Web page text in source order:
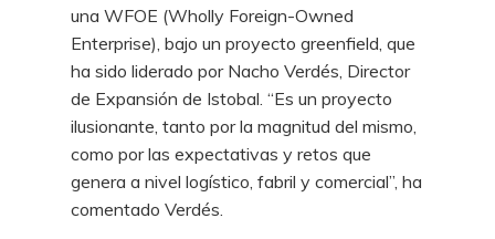
una WFOE (Wholly Foreign-Owned
Enterprise), bajo un proyecto greenfield, que
ha sido liderado por Nacho Verdés, Director
de Expansión de Istobal. “Es un proyecto
ilusionante, tanto por la magnitud del mismo,
como por las expectativas y retos que
genera a nivel logístico, fabril y comercial”, ha
comentado Verdés.